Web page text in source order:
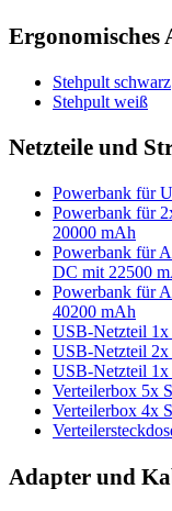
Ergonomisches
Stehpult schwarz
Stehpult weiß
Netzteile und
Powerbank für
Powerbank für
20000 mAh
Powerbank für
DC mit 22500
Powerbank für
40200 mAh
USB-Netzteil
USB-Netzteil
USB-Netzteil
Verteilerbox 5x
Verteilerbox 4x
Adapter und